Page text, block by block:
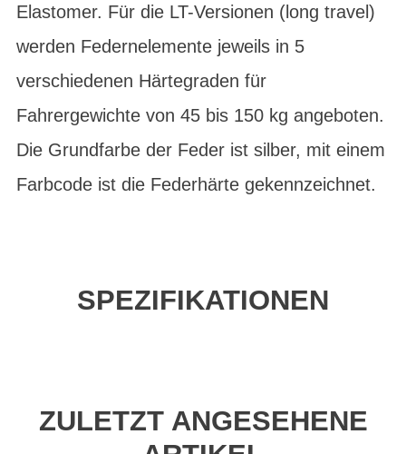
Elastomer. Für die LT-Versionen (long travel)
werden Federnelemente jeweils in 5
verschiedenen Härtegraden für
Fahrergewichte von 45 bis 150 kg angeboten.
Die Grundfarbe der Feder ist silber, mit einem
Farbcode ist die Federhärte gekennzeichnet.
SPEZIFIKATIONEN
ZULETZT ANGESEHENE